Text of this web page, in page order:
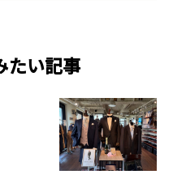
たい記事